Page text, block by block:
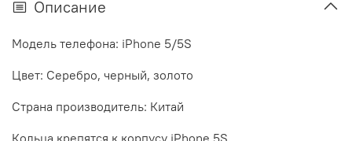
Описание
Модель телефона: iPhone 5/5S
Цвет: Серебро, черный, золото
Страна производитель: Китай
Кольца крепятся к корпусу iPhone 5S.